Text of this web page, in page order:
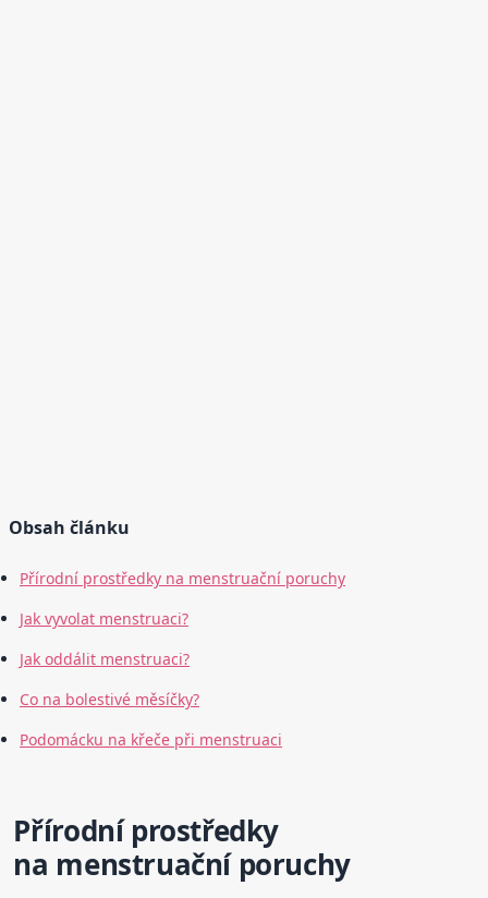
Obsah článku
Přírodní prostředky na menstruační poruchy
Jak vyvolat menstruaci?
Jak oddálit menstruaci?
Co na bolestivé měsíčky?
Podomácku na křeče při menstruaci
Přírodní prostředky
na menstruační poruchy